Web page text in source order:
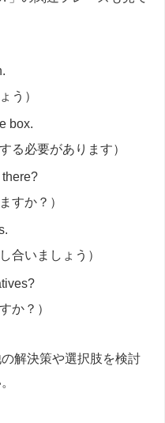
う）
box.
る必要があります）
すか？）
合いましょう）
か？）
解決策や選択肢を検討